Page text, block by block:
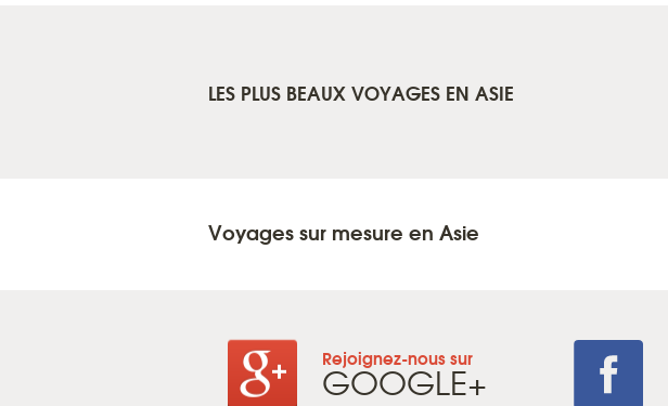
LES PLUS BEAUX VOYAGES EN ASIE
Voyages sur mesure en Asie
Rejoignez-nous sur
GOOGLE+